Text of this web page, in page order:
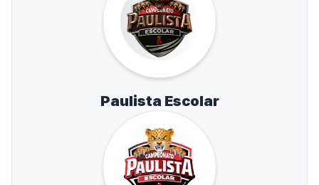
Paulista Escolar